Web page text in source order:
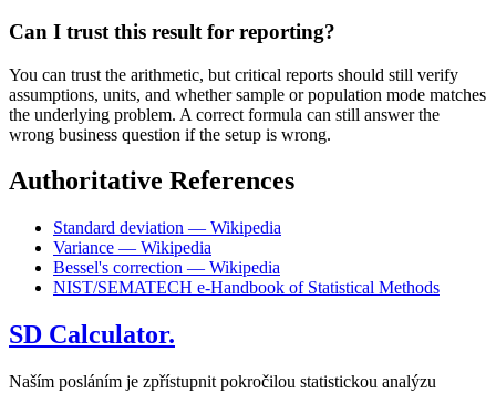
Can I trust this result for reporting?
You can trust the arithmetic, but critical reports should still verify
assumptions, units, and whether sample or population mode matches
the underlying problem. A correct formula can still answer the
wrong business question if the setup is wrong.
Authoritative References
Standard deviation — Wikipedia
Variance — Wikipedia
Bessel's correction — Wikipedia
NIST/SEMATECH e-Handbook of Statistical Methods
SD Calculator.
Naším posláním je zpřístupnit pokročilou statistickou analýzu